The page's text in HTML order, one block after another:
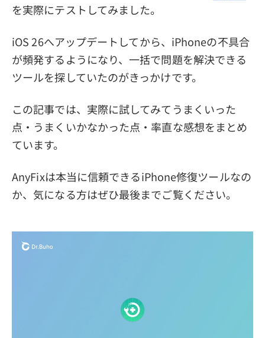
を実際にテストしてみました。
iOS 26へアップデートしてから、iPhoneの不具合
が頻発するようになり、一括で問題を解決できる
ツールを探していたのがきっかけです。
この記事では、実際に試してみてうまくいった
点・うまくいかなかった点・率直な感想をまとめ
ています。
AnyFixは本当に信頼できるiPhone修復ツールなの
か、気になる方はぜひ最後までご覧ください。